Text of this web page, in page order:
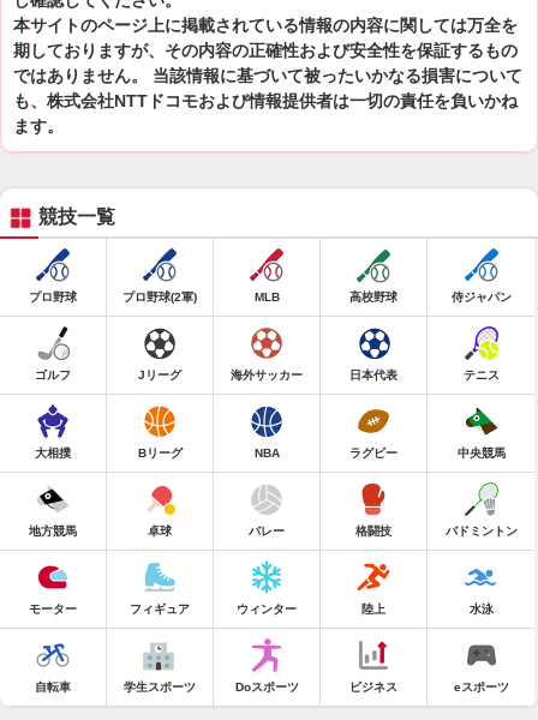
本サイトのページ上に掲載されている情報の内容に関しては万全を
期しておりますが、その内容の正確性および安全性を保証するもの
ではありません。 当該情報に基づいて被ったいかなる損害について
も、株式会社NTTドコモおよび情報提供者は一切の責任を負いかね
ます。
競技一覧
プロ野球 プロ野球(2軍) MLB 高校野球 侍ジャパン
ゴルフ Jリーグ 海外サッカー 日本代表 テニス
大相撲 Bリーグ NBA ラグビー 中央競馬
地方競馬 卓球 バレー 格闘技 バドミントン
モーター フィギュア ウィンター 陸上 水泳
自転車 学生スポーツ Doスポーツ ビジネス eスポーツ